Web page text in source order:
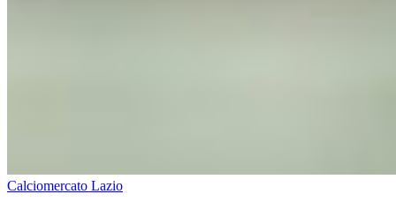
Calciomercato Lazio